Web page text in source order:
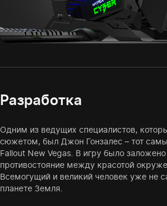
Разработка
Одним из ведущих специалистов,
сюжетом, был Джон Гонзалес – тот
Fallout New Vegas. В игру было
противостояние между красотой
Всемогущий и великий человек уже не
планете Земля.